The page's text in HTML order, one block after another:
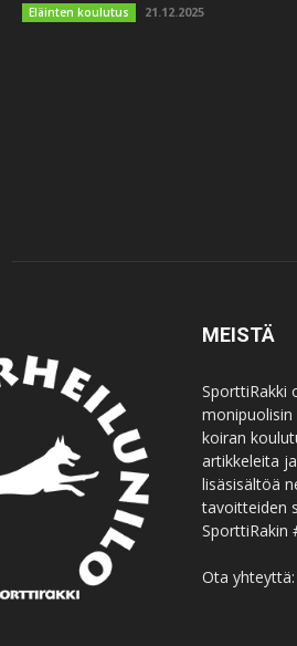
Eläinten koulutus 21.12.2025
MEISTÄ
SporttiRakki
koiran
artikkeleita
lisäsisältöä
tavoitteiden
SporttiRakin
Ota yhteyttä: